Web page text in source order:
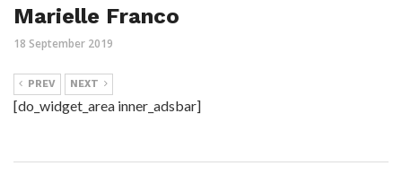
Marielle Franco
18 September 2019
PREV NEXT
[do_widget_area inner_adsbar]